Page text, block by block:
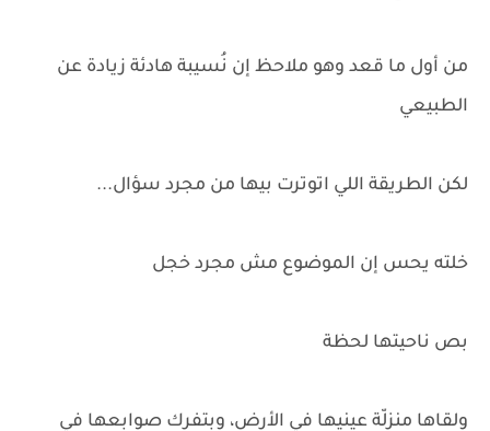
من أول ما قعد وهو ملاحظ إن نُسيبة هادئة زيادة عن
الطبيعي
لكن الطريقة اللي اتوترت بيها من مجرد سؤال...
خلته يحس إن الموضوع مش مجرد خجل
بص ناحيتها لحظة
ولقاها منزلّة عينيها في الأرض، وبتفرك صوابعها في